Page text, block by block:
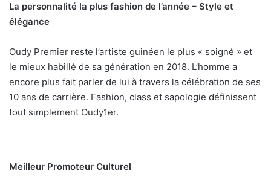
La personnalité la plus fashion de l’année – Style et
élégance
Oudy Premier reste l’artiste guinéen le plus « soigné » et
le mieux habillé de sa génération en 2018. L’homme a
encore plus fait parler de lui à travers la célébration de ses
10 ans de carrière. Fashion, class et sapologie définissent
tout simplement Oudy1er.
Meilleur Promoteur Culturel